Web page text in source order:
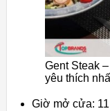
Gent Steak
yêu thích
Giờ mở cửa: